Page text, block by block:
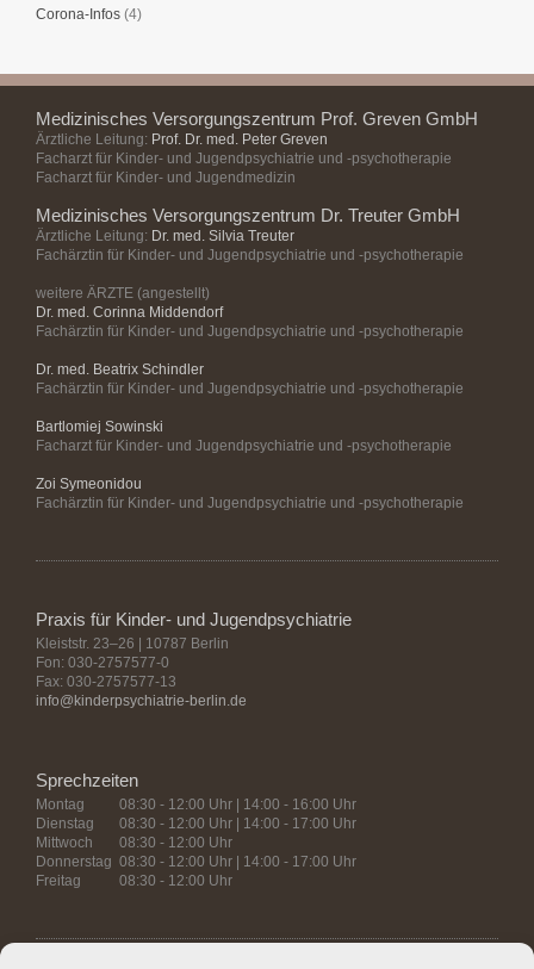
Corona-Infos (4)
Medizinisches Versorgungszentrum Prof. Greven GmbH
Ärztliche Leitung: Prof. Dr. med. Peter Greven
Facharzt für Kinder- und Jugendpsychiatrie und -psychotherapie
Facharzt für Kinder- und Jugendmedizin
Medizinisches Versorgungszentrum Dr. Treuter GmbH
Ärztliche Leitung: Dr. med. Silvia Treuter
Fachärztin für Kinder- und Jugendpsychiatrie und -psychotherapie
weitere ÄRZTE (angestellt)
Dr. med. Corinna Middendorf
Fachärztin für Kinder- und Jugendpsychiatrie und -psychotherapie
Dr. med. Beatrix Schindler
Fachärztin für Kinder- und Jugendpsychiatrie und -psychotherapie
Bartlomiej Sowinski
Facharzt für Kinder- und Jugendpsychiatrie und -psychotherapie
Zoi Symeonidou
Fachärztin für Kinder- und Jugendpsychiatrie und -psychotherapie
Praxis für Kinder- und Jugendpsychiatrie
Kleiststr. 23–26 | 10787 Berlin
Fon: 030-2757577-0
Fax: 030-2757577-13
info@kinderpsychiatrie-berlin.de
Sprechzeiten
Montag
08:30 - 12:00 Uhr | 14:00 - 16:00 Uhr
Dienstag
08:30 - 12:00 Uhr | 14:00 - 17:00 Uhr
Mittwoch
08:30 - 12:00 Uhr
Donnerstag 08:30 - 12:00 Uhr | 14:00 - 17:00 Uhr
Freitag
08:30 - 12:00 Uhr